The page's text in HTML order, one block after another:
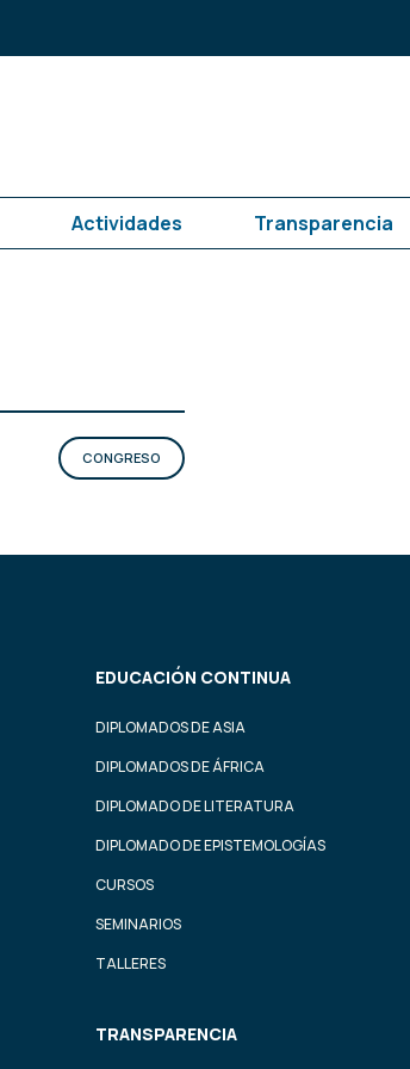
Actividades Transparencia
CONGRESO
EDUCACIÓN CONTINUA
DIPLOMADOS DE ASIA
DIPLOMADOS DE ÁFRICA
DIPLOMADO DE LITERATURA
DIPLOMADO DE EPISTEMOLOGÍAS
CURSOS
SEMINARIOS
TALLERES
TRANSPARENCIA